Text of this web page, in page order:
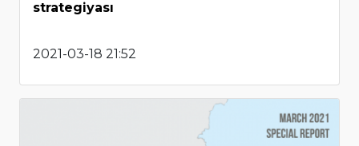
strategiyası
2021-03-18 21:52